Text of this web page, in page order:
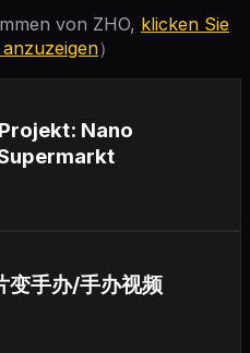
von ZHO, klicken Sie
）
Nano
变手办/手办视频